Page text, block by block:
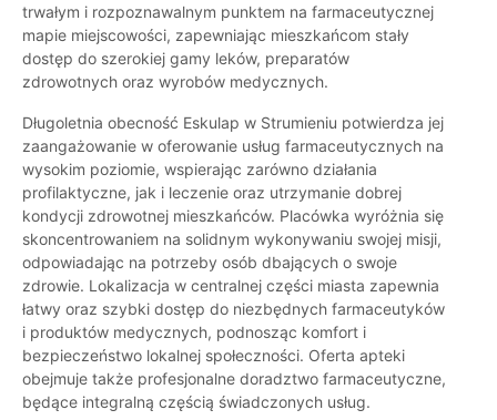
trwałym i rozpoznawalnym punktem na farmaceutycznej
mapie miejscowości, zapewniając mieszkańcom stały
dostęp do szerokiej gamy leków, preparatów
zdrowotnych oraz wyrobów medycznych.
Długoletnia obecność Eskulap w Strumieniu potwierdza jej
zaangażowanie w oferowanie usług farmaceutycznych na
wysokim poziomie, wspierając zarówno działania
profilaktyczne, jak i leczenie oraz utrzymanie dobrej
kondycji zdrowotnej mieszkańców. Placówka wyróżnia się
skoncentrowaniem na solidnym wykonywaniu swojej misji,
odpowiadając na potrzeby osób dbających o swoje
zdrowie. Lokalizacja w centralnej części miasta zapewnia
łatwy oraz szybki dostęp do niezbędnych farmaceutyków
i produktów medycznych, podnosząc komfort i
bezpieczeństwo lokalnej społeczności. Oferta apteki
obejmuje także profesjonalne doradztwo farmaceutyczne,
będące integralną częścią świadczonych usług.